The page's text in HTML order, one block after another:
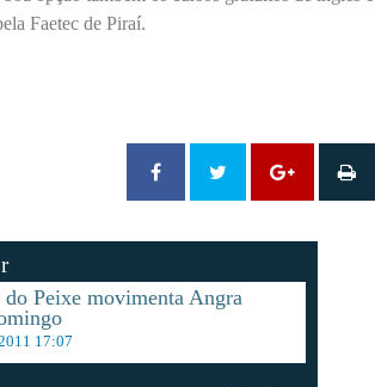
Faetec de Piraí.
do Peixe movimenta Angra
17:07